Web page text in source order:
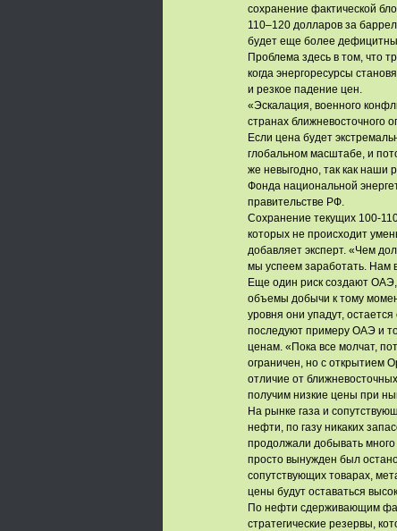
сохранение фактической
110–120 долларов за
будет еще более
Проблема здесь в том, что
когда энергоресурсы
и резкое падение цен.
«Эскалация, военного
странах ближневосточного
Если цена будет
глобальном масштабе, и
же невыгодно, так как наши
Фонда национальной
правительстве РФ.
Сохранение текущих 100-
которых не происходит
добавляет эксперт. «Чем
мы успеем заработать. Нам
Еще один риск создают
объемы добычи к тому
уровня они упадут,
последуют примеру ОАЭ и
ценам. «Пока все молчат,
ограничен, но с открытием
отличие от
получим низкие цены при
На рынке газа и
нефти, по газу никаких
продолжали добывать
просто вынужден был
сопутствующих товарах,
цены будут оставаться
По нефти сдерживающим
стратегические резервы,